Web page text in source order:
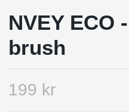
NVEY ECO
brush
199 kr